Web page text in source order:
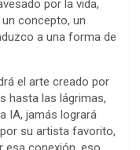
por la vida,
concepto, un
a una forma de
el arte creado por
hasta las lágrimas,
IA, jamás logrará
su artista favorito,